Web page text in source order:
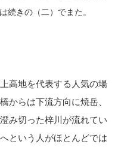
続きの（二）でまた。
高地を代表する人気の場
からは下流方向に焼岳、
み切った梓川が流れてい
という人がほとんどでは